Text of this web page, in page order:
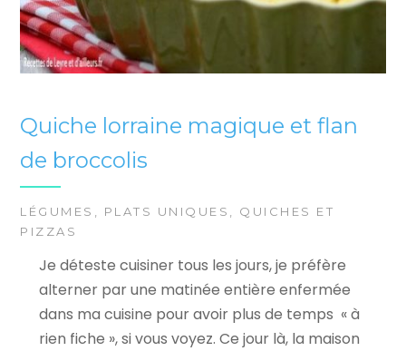
Quiche lorraine magique et flan
de broccolis
LÉGUMES , PLATS UNIQUES , QUICHES ET
PIZZAS
Je déteste cuisiner tous les jours, je préfère
alterner par une matinée entière enfermée
dans ma cuisine pour avoir plus de temps « à
rien fiche », si vous voyez. Ce jour là, la maison